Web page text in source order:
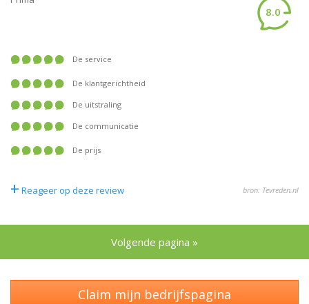
8.0
De service
De klantgerichtheid
De uitstraling
De communicatie
De prijs
+ Reageer op deze review bron: Tevreden.nl
Volgende pagina »
Claim mijn bedrijfspagina